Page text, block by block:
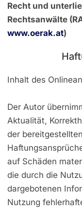
Recht und
Rechtsanwälte
www.oerak.at)
Inhalt des
Der Autor
Aktualität,
der
auf Schäden
die durch die
dargebotenen
Nutzung